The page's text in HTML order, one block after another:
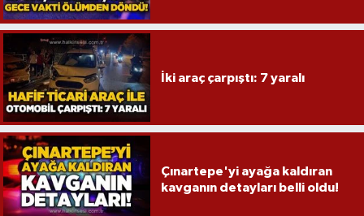
İki araç çarpıştı: 7 yaralı
Çınartepe'yi ayağa kaldıran
kavganın detayları belli oldu!